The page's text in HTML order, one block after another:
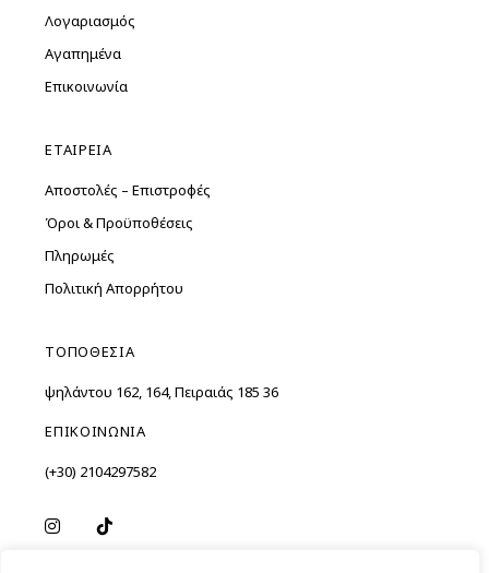
Λογαριασμός
Αγαπημένα
Επικοινωνία
ΕΤΑΙΡΕΙΑ
Αποστολές – Επιστροφές
Όροι & Προϋποθέσεις
Πληρωμές
Πολιτική Απορρήτου
ΤΟΠΟΘΕΣΙΑ
Ὑψηλάντου 162, 164, Πειραιάς 185 36
ΕΠΙΚΟΙΝΩΝΙΑ
(+30) 2104297582